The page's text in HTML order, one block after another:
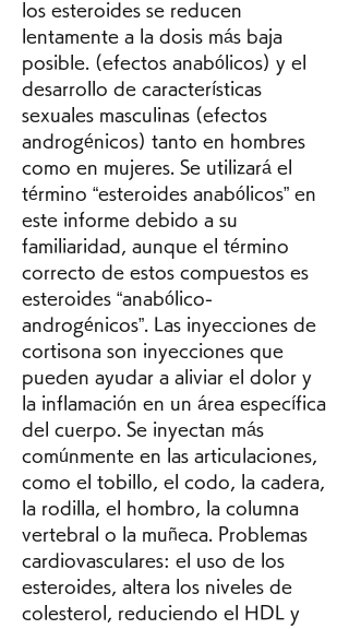
los esteroides se reducen
lentamente a la dosis más baja
posible. (efectos anabólicos) y el
desarrollo de características
sexuales masculinas (efectos
androgénicos) tanto en hombres
como en mujeres. Se utilizará el
término “esteroides anabólicos” en
este informe debido a su
familiaridad, aunque el término
correcto de estos compuestos es
esteroides “anabólico-
androgénicos”. Las inyecciones de
cortisona son inyecciones que
pueden ayudar a aliviar el dolor y
la inflamación en un área específica
del cuerpo. Se inyectan más
comúnmente en las articulaciones,
como el tobillo, el codo, la cadera,
la rodilla, el hombro, la columna
vertebral o la muñeca. Problemas
cardiovasculares: el uso de los
esteroides, altera los niveles de
colesterol, reduciendo el HDL y